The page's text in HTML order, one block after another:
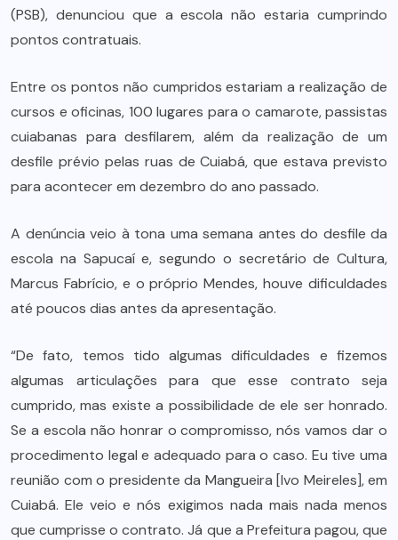
(PSB), denunciou que a escola não estaria cumprindo
pontos contratuais.
Entre os pontos não cumpridos estariam a realização de
cursos e oficinas, 100 lugares para o camarote, passistas
cuiabanas para desfilarem, além da realização de um
desfile prévio pelas ruas de Cuiabá, que estava previsto
para acontecer em dezembro do ano passado.
A denúncia veio à tona uma semana antes do desfile da
escola na Sapucaí e, segundo o secretário de Cultura,
Marcus Fabrício, e o próprio Mendes, houve dificuldades
até poucos dias antes da apresentação.
“De fato, temos tido algumas dificuldades e fizemos
algumas articulações para que esse contrato seja
cumprido, mas existe a possibilidade de ele ser honrado.
Se a escola não honrar o compromisso, nós vamos dar o
procedimento legal e adequado para o caso. Eu tive uma
reunião com o presidente da Mangueira [Ivo Meireles], em
Cuiabá. Ele veio e nós exigimos nada mais nada menos
que cumprisse o contrato. Já que a Prefeitura pagou, que